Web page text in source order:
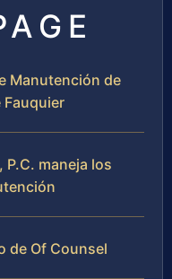
Manutención de
Fauquier
P.C. maneja los
de Of Counsel